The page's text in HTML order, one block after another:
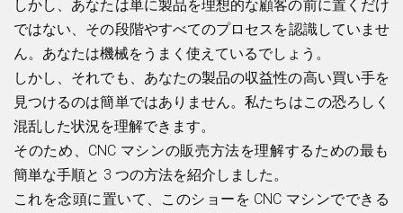
しかし、あなたは単に製品を理想的な顧客の前に置くだけ
ではない、その段階やすべてのプロセスを認識していませ
ん。あなたは機械をうまく使えているでしょう。
しかし、それでも、あなたの製品の収益性の高い買い手を
見つけるのは簡単ではありません。私たちはこの恐ろしく
混乱した状況を理解できます。
そのため、CNC マシンの販売方法を理解するための最も
簡単な手順と 3 つの方法を紹介しました。
これを念頭に置いて、このショーを CNC マシンでできる